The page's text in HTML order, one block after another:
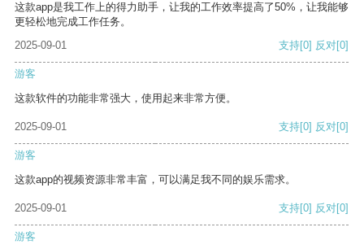
这款app是我工作上的得力助手，让我的工作效率提高了50%，让我能够
更轻松地完成工作任务。
2025-09-01
支持[0] 反对[0]
游客
这款软件的功能非常强大，使用起来非常方便。
2025-09-01 支持[0] 反对[0]
游客
这款app的视频资源非常丰富，可以满足我不同的娱乐需求。
2025-09-01 支持[0] 反对[0]
游客